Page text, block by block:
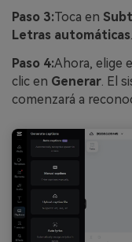
Paso 3:Toca en
Letras automáticas.
Paso 4:Ahora, elige
clic en Generar. El
comenzará a